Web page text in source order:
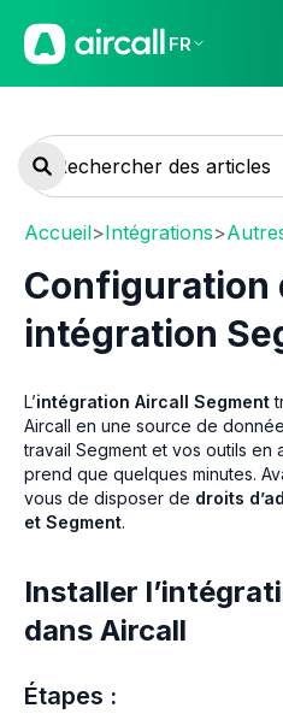
FR
Accueil>Intégrations>
Configuration
intégration
L’intégration Aircall Segment
Aircall en une source de
travail Segment et vos outils en
prend que quelques minutes.
vous de disposer de droits
et Segment.
Installer
dans Aircall
Étapes :